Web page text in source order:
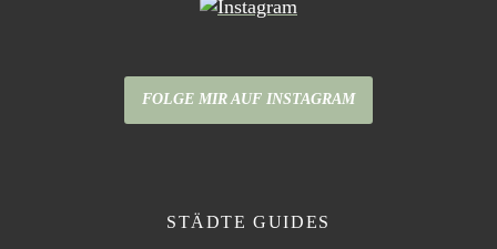
FOLGE MIR AUF INSTAGRAM
STÄDTE GUIDES